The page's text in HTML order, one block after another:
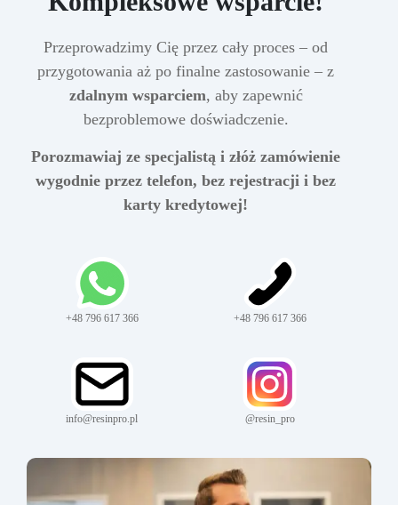
Przeprowadzimy Cię przez cały proces – od
przygotowania aż po finalne zastosowanie – z
zdalnym wsparciem, aby zapewnić
bezproblemowe doświadczenie.
Porozmawiaj ze specjalistą i złóż zamówienie
wygodnie przez telefon, bez rejestracji i bez
karty kredytowej!
+48 796 617 366 +48 796 617 366
info@resinpro.pl @resin_pro